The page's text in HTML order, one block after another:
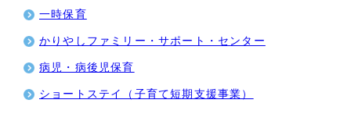
一時保育
かりやしファミリー・サポート・センター
病児・病後児保育
ショートステイ（子育て短期支援事業）